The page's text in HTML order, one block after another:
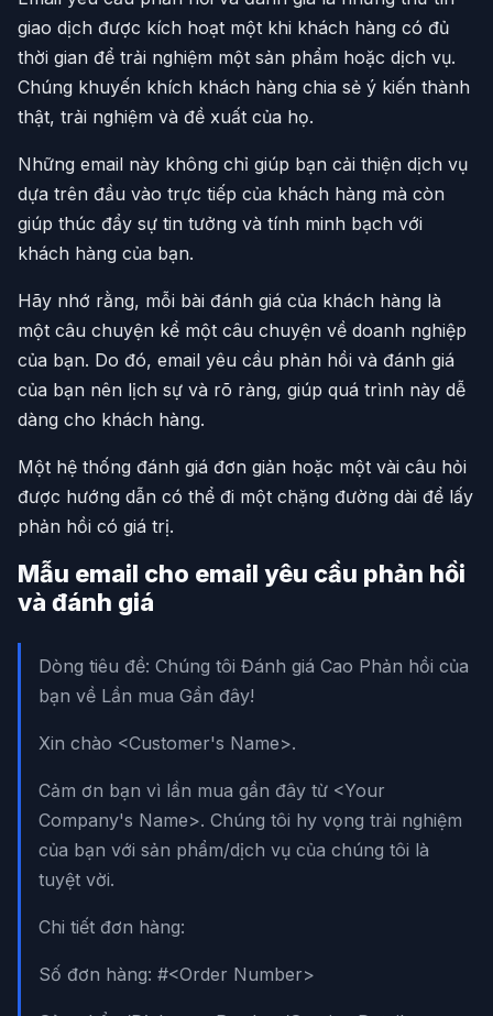
giao dịch được kích hoạt một khi khách hàng có đủ
thời gian để trải nghiệm một sản phẩm hoặc dịch vụ.
Chúng khuyến khích khách hàng chia sẻ ý kiến thành
thật, trải nghiệm và đề xuất của họ.
Những email này không chỉ giúp bạn cải thiện dịch vụ
dựa trên đầu vào trực tiếp của khách hàng mà còn
giúp thúc đẩy sự tin tưởng và tính minh bạch với
khách hàng của bạn.
Hãy nhớ rằng, mỗi bài đánh giá của khách hàng là
một câu chuyện kể một câu chuyện về doanh nghiệp
của bạn. Do đó, email yêu cầu phản hồi và đánh giá
của bạn nên lịch sự và rõ ràng, giúp quá trình này dễ
dàng cho khách hàng.
Một hệ thống đánh giá đơn giản hoặc một vài câu hỏi
được hướng dẫn có thể đi một chặng đường dài để lấy
phản hồi có giá trị.
Mẫu email cho email yêu cầu phản hồi
và đánh giá
Dòng tiêu đề: Chúng tôi Đánh giá Cao Phản hồi của
bạn về Lần mua Gần đây!
Xin chào <Customer's Name>.
Cảm ơn bạn vì lần mua gần đây từ <Your
Company's Name>. Chúng tôi hy vọng trải nghiệm
của bạn với sản phẩm/dịch vụ của chúng tôi là
tuyệt vời.
Chi tiết đơn hàng:
Số đơn hàng: #<Order Number>